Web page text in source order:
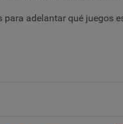
adelantar qué juegos